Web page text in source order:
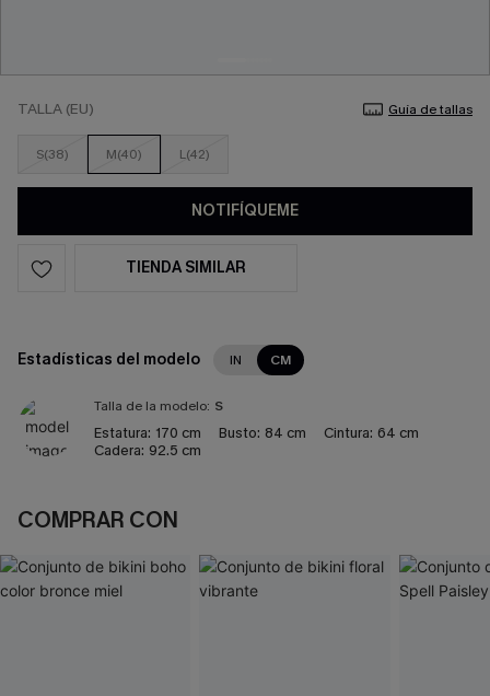
TALLA (EU) Guía de tallas
S(38) M(40) L(42)
NOTIFÍQUEME
TIENDA SIMILAR
Estadísticas del modelo IN CM
Talla de la modelo: S
Estatura: 170 cm Busto: 84 cm Cintura: 64 cm
Cadera: 92.5 cm
COMPRAR CON